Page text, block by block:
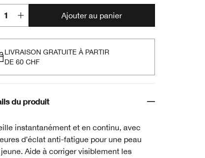
Ajouter au panier
LIVRAISON GRATUITE À PARTIR
DE 60 CHF
du produit
instantanément et en continu, avec
d’éclat anti-fatigue pour une peau
Aide à corriger visiblement les